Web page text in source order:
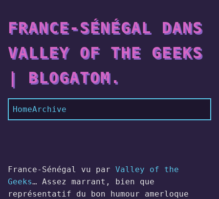
FRANCE-SÉNÉGAL DANS
VALLEY OF THE GEEKS
| BLOGATOM.
HomeArchive
France-Sénégal vu par Valley of the
Geeks… Assez marrant, bien que
représentatif du bon humour amerloque